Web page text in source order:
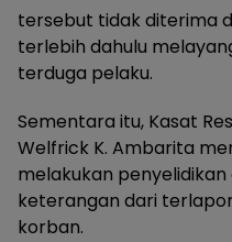
tersebut tidak diterima
terlebih dahulu
terduga pelaku.
Sementara itu, Kasat
Welfrick K. Ambarita
melakukan
keterangan dari
korban.